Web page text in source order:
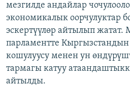
мезгилде андайлар
экономикалык оорчулуктар
эскертүүлөр айтылып жатат.
парламентте
кошулуусу менен ун
тармагы катуу
айтылды.